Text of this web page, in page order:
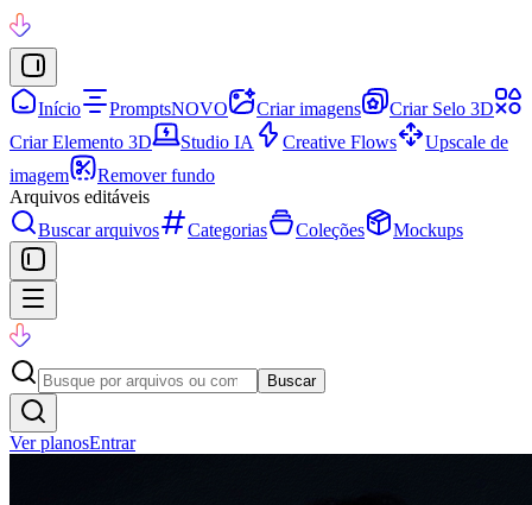
Início PromptsNOVO Criar imagens
Criar Selo 3D
Criar Elemento 3D
Studio IA Creative Flows
Upscale de
imagem
Remover fundo
Arquivos editáveis
Buscar arquivos
Categorias Coleções Mockups
Buscar
Ver planosEntrar